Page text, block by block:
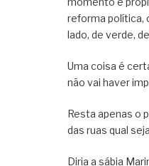
reforma política,
lado, de verde,
Uma coisa é
não vai haver
Resta apenas o
das ruas qual
Diria a sábia